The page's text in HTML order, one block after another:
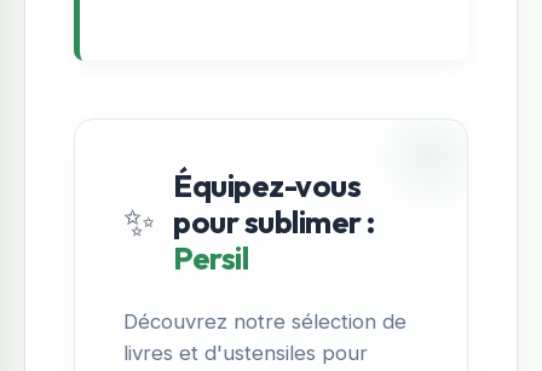
✨
Équipez-vous
pour sublimer :
Persil
Découvrez notre sélection de
livres et d'ustensiles pour